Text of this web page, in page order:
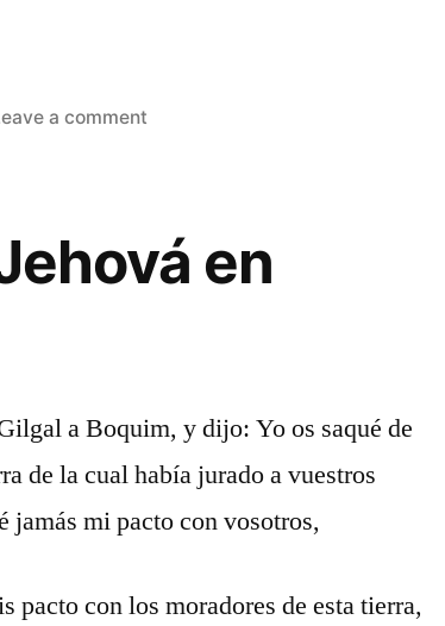
a commenton
en
a Boquim, y dijo: Yo os saqué de
de la cual había jurado a vuestros
mi pacto con vosotros,
pacto con los moradores de esta tierra,